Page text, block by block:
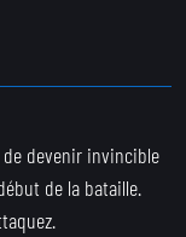
devenir invincible
de la bataille.